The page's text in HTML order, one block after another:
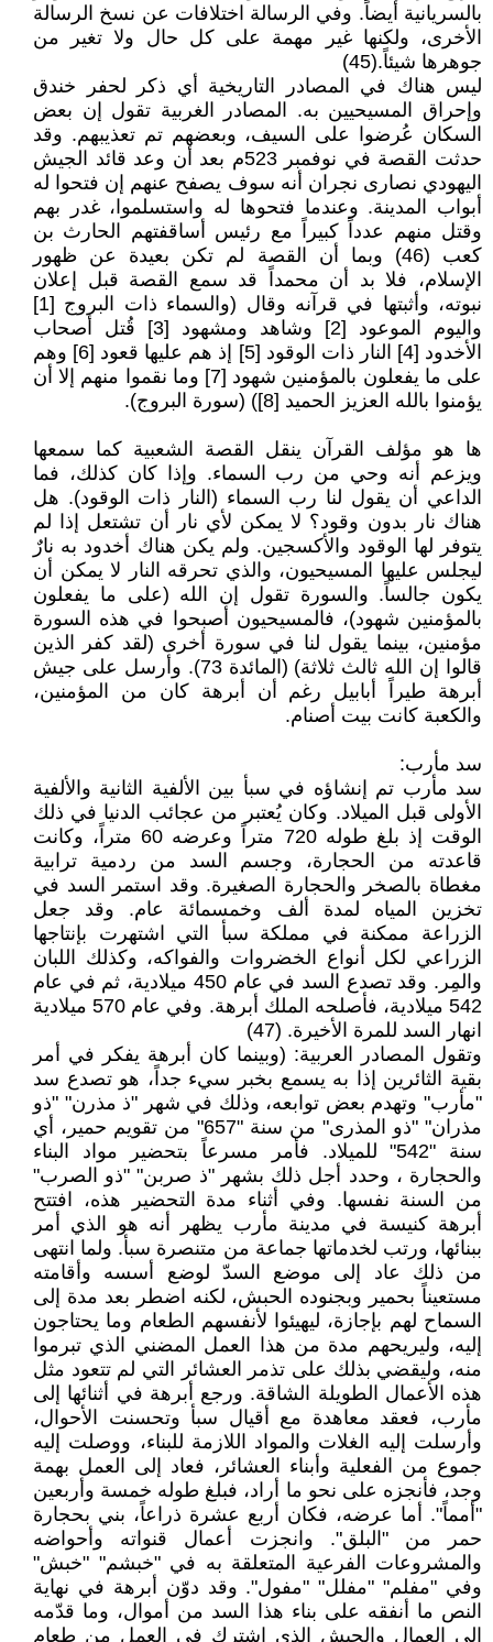
بالسريانية أيضاً. وفي الرسالة اختلافات عن نسخ الرسالة
الأخرى، ولكنها غير مهمة على كل حال ولا تغير من
جوهرها شيئاً.(45)
ليس هناك في المصادر التاريخية أي ذكر لحفر خندق
وإحراق المسيحيين به. المصادر الغربية تقول إن بعض
السكان عُرضوا على السيف، وبعضهم تم تعذيبهم. وقد
حدثت القصة في نوفمبر 523م بعد أن وعد قائد الجيش
اليهودي نصارى نجران أنه سوف يصفح عنهم إن فتحوا له
أبواب المدينة. وعندما فتحوها له واستسلموا، غدر بهم
وقتل منهم عدداً كبيراً مع رئيس أساقفتهم الحارث بن
كعب (46) وبما أن القصة لم تكن بعيدة عن ظهور
الإسلام، فلا بد أن محمداً قد سمع القصة قبل إعلان
نبوته، وأثبتها في قرآنه وقال (والسماء ذات البروج [1]
واليوم الموعود [2] وشاهد ومشهود [3] قُتل أصحاب
الأخدود [4] النار ذات الوقود [5] إذ هم عليها قعود [6] وهم
على ما يفعلون بالمؤمنين شهود [7] وما نقموا منهم إلا أن
يؤمنوا بالله العزيز الحميد [8]) (سورة البروج).
ها هو مؤلف القرآن ينقل القصة الشعبية كما سمعها
ويزعم أنه وحي من رب السماء. وإذا كان كذلك، فما
الداعي أن يقول لنا رب السماء (النار ذات الوقود). هل
هناك نار بدون وقود؟ لا يمكن لأي نار أن تشتعل إذا لم
يتوفر لها الوقود والأكسجين. ولم يكن هناك أخدود به نارٌ
ليجلس عليها المسيحيون، والذي تحرقه النار لا يمكن أن
يكون جالساً. والسورة تقول إن الله (على ما يفعلون
بالمؤمنين شهود)، فالمسيحيون أصبحوا في هذه السورة
مؤمنين، بينما يقول لنا في سورة أخرى (لقد كفر الذين
قالوا إن الله ثالث ثلاثة) (المائدة 73). وأرسل على جيش
أبرهة طيراً أبابيل رغم أن أبرهة كان من المؤمنين،
والكعبة كانت بيت أصنام.
سد مأرب:
سد مأرب تم إنشاؤه في سبأ بين الألفية الثانية والألفية
الأولى قبل الميلاد. وكان يُعتبر من عجائب الدنيا في ذلك
الوقت إذ بلغ طوله 720 متراً وعرضه 60 متراً، وكانت
قاعدته من الحجارة، وجسم السد من ردمية ترابية
مغطاة بالصخر والحجارة الصغيرة. وقد استمر السد في
تخزين المياه لمدة ألف وخمسمائة عام. وقد جعل
الزراعة ممكنة في مملكة سبأ التي اشتهرت بإنتاجها
الزراعي لكل أنواع الخضروات والفواكه، وكذلك اللبان
والمِر. وقد تصدع السد في عام 450 ميلادية، ثم في عام
542 ميلادية، فأصلحه الملك أبرهة. وفي عام 570 ميلادية
انهار السد للمرة الأخيرة. (47)
وتقول المصادر العربية: (وبينما كان أبرهة يفكر في أمر
بقية الثائرين إذا به يسمع بخبر سيء جداً، هو تصدع سد
"مأرب" وتهدم بعض توابعه، وذلك في شهر "ذ مذرن" "ذو
مذران" "ذو المذرى" من سنة "657" من تقويم حمير، أي
سنة "542" للميلاد. فأمر مسرعاً بتحضير مواد البناء
والحجارة ، وحدد أجل ذلك بشهر "ذ صربن" "ذو الصرب"
من السنة نفسها. وفي أثناء مدة التحضير هذه، افتتح
أبرهة كنيسة في مدينة مأرب يظهر أنه هو الذي أمر
ببنائها، ورتب لخدماتها جماعة من متنصرة سبأ. ولما انتهى
من ذلك عاد إلى موضع السدّ لوضع أسسه وأقامته
مستعيناً بحمير وبجنوده الحبش، لكنه اضطر بعد مدة إلى
السماح لهم بإجازة، ليهيئوا لأنفسهم الطعام وما يحتاجون
إليه، وليريحهم مدة من هذا العمل المضني الذي تبرموا
منه، وليقضي بذلك على تذمر العشائر التي لم تتعود مثل
هذه الأعمال الطويلة الشاقة. ورجع أبرهة في أثنائها إلى
مأرب، فعقد معاهدة مع أقيال سبأ وتحسنت الأحوال،
وأرسلت إليه الغلات والمواد اللازمة للبناء، ووصلت إليه
جموع من الفعلية وأبناء العشائر، فعاد إلى العمل بهمة
وجد، فأنجزه على نحو ما أراد، فبلغ طوله خمسة وأربعين
"أمماً". أما عرضه، فكان أربع عشرة ذراعاً، بني بحجارة
حمر من "البلق". وانجزت أعمال قنواته وأحواضه
والمشروعات الفرعية المتعلقة به في "خبشم" "خبش"
وفي "مفلم" "مفلل" "مفول". وقد دوّن أبرهة في نهاية
النص ما أنفقه على بناء هذا السد من أموال، وما قدّمه
إلى العمال والجيش الذي اشترك في العمل من طعام